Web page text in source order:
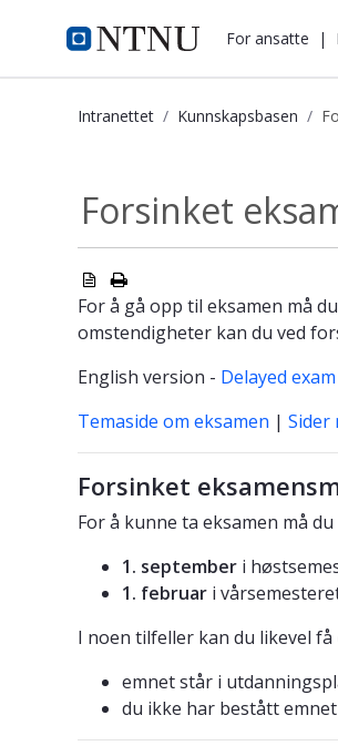
i.ntnu.no For ansatte |
Intranettet Kunnskapsbasen
Forsinket
For å gå opp til eksamen må
omstendigheter kan du ved
English version - Delayed
Temaside om eksamen | Sider
Forsinket
For å kunne ta eksamen må
1. september i
1. februar i
I noen tilfeller kan du likevel få
emnet står i
du ikke har bestått